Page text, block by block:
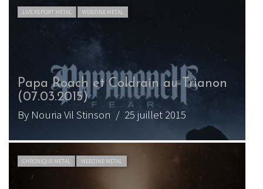
WEBZINE METAL
et Coldrain au Trianon
/ 25 juillet 2015
METAL
coldrain –
By Justinator